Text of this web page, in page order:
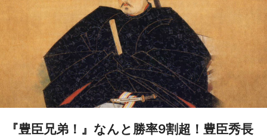
『豊臣兄弟！』なんと勝率9割超！豊臣秀長